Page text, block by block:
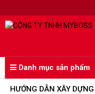
Danh mục sản phẩm
HƯỚNG DẪN XÂY